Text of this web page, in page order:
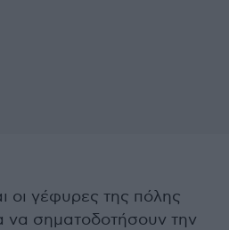
οι γέφυρες της πόλης
σηματοδοτήσουν την